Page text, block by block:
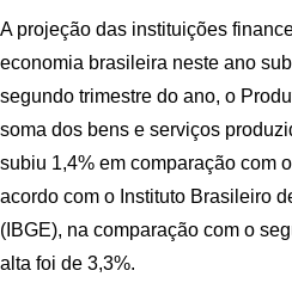
A projeção das instituições
economia brasileira neste ano
segundo trimestre do ano, o
soma dos bens e serviços
subiu 1,4% em comparação com
acordo com o Instituto Brasileiro
(IBGE), na comparação com o
alta foi de 3,3%.